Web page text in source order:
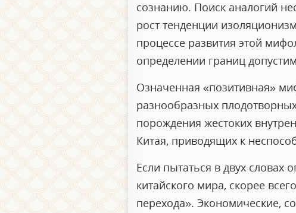
сознанию. Поиск аналогий
рост тенденции
процессе развития этой
определении границ
Означенная «позитивная»
разнообразных
порождения жестоких
Китая, приводящих к
Если пытаться в двух словах
китайского мира, скорее
перехода». Экономические,